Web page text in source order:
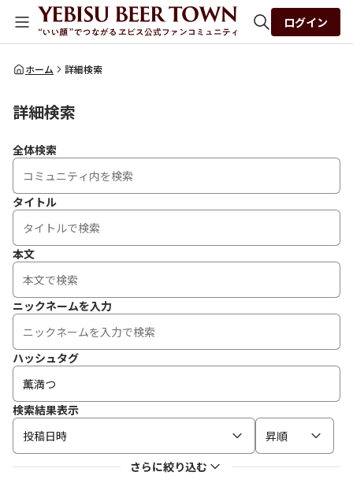
全体検索
ログイン
ホーム 詳細検索
詳細検索
全体検索
タイトル
本文
ニックネームを入力
ハッシュタグ
検索結果表示
投稿日時
昇順
さらに絞り込む